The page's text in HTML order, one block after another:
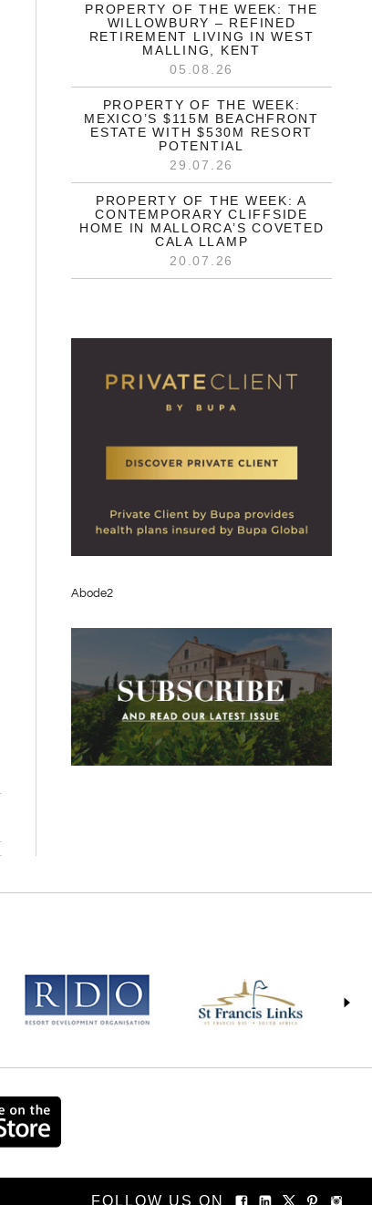
PROPERTY OF THE WEEK: THE
WILLOWBURY – REFINED
RETIREMENT LIVING IN WEST
MALLING, KENT
05.08.26
PROPERTY OF THE WEEK:
MEXICO’S $115M BEACHFRONT
ESTATE WITH $530M RESORT
POTENTIAL
29.07.26
PROPERTY OF THE WEEK: A
CONTEMPORARY CLIFFSIDE
HOME IN MALLORCA’S COVETED
CALA LLAMP
20.07.26
Abode2
FOLLOW US ON